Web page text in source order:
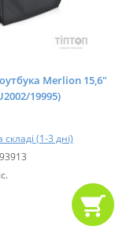
Merlion 15,6"
19995)
складі (1-3 дні)